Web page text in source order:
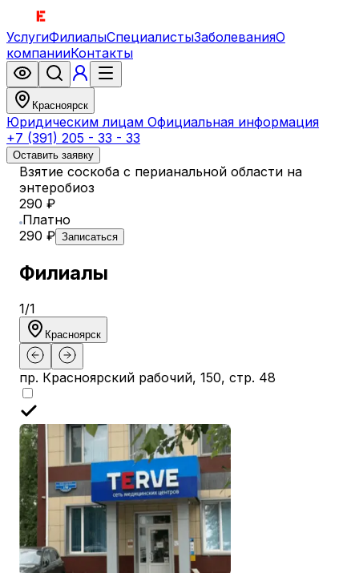
УслугиФилиалыСпециалистыЗаболеванияО
компанииКонтакты
Красноярск
Юридическим лицам Официальная информация
+7 (391) 205 - 33 - 33
Оставить заявку
Взятие соскоба с перианальной области на
энтеробиоз
290 ₽
Платно
290 ₽ Записаться
Филиалы
1/1
Красноярск
пр. Красноярский рабочий, 150, стр. 48